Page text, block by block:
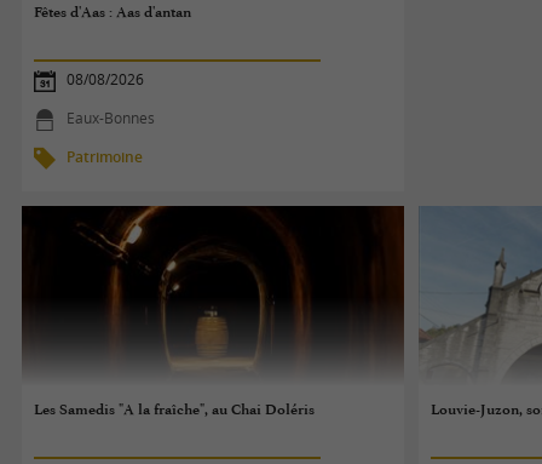
Fêtes d'Aas : Aas d'antan
08/08/2026
Eaux-Bonnes
Patrimoine
Les Samedis "A la fraîche", au Chai Doléris Louvie-Juzon,